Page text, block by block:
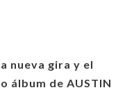
nueva gira y el
álbum de AUSTIN